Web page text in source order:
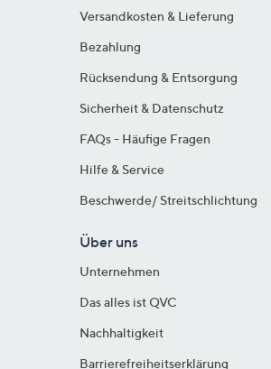
Versandkosten & Lieferung
Bezahlung
Rücksendung & Entsorgung
Sicherheit & Datenschutz
FAQs - Häufige Fragen
Hilfe & Service
Beschwerde/ Streitschlichtung
Über uns
Unternehmen
Das alles ist QVC
Nachhaltigkeit
Barrierefreiheitserklärung